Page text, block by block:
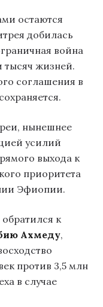
остаются
добилась
война
тысяч жизней.
соглашения в
нынешнее
усилий
выхода к
приоритета
Эфиопии.
к
Ахмеду,
против 3,5 млн
в случае